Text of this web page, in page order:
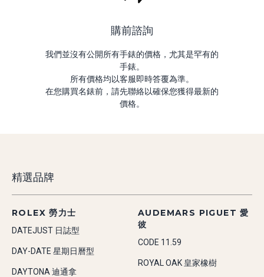
購前諮詢
我們並沒有公開所有手錶的價格，尤其是罕有的
手錶。
所有價格均以客服即時答覆為準。
在您購買名錶前，請先聯絡以確保您獲得最新的
價格。
精選品牌
ROLEX 勞力士
DATEJUST 日誌型
DAY-DATE 星期日曆型
DAYTONA 迪通拿
AUDEMARS PIGUET 愛
彼
CODE 11.59
ROYAL OAK 皇家橡樹